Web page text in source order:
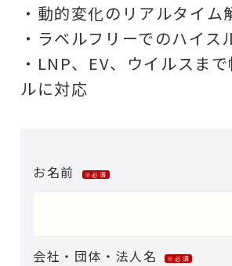
・動的変化のリアルタイム
・ラベルフリーでのハイス
・LNP、EV、ウイルスま
ルに対応
お名前 ※必須
会社・団体・法人名 ※必須